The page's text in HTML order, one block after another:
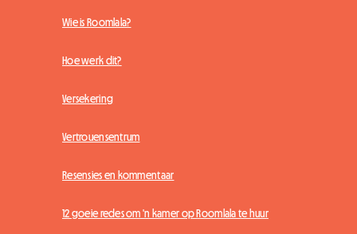
Wie is Roomlala?
Hoe werk dit?
Versekering
Vertrouensentrum
Resensies en kommentaar
12 goeie redes om 'n kamer op Roomlala te huur